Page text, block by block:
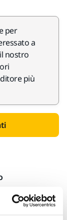
per
a
nostro
più